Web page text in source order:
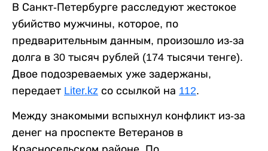
В Санкт-Петербурге расследуют жестокое
убийство мужчины, которое, по
предварительным данным, произошло из-за
долга в 30 тысяч рублей (174 тысячи тенге).
Двое подозреваемых уже задержаны,
передает Liter.kz со ссылкой на 112.
Между знакомыми вспыхнул конфликт из-за
денег на проспекте Ветеранов в